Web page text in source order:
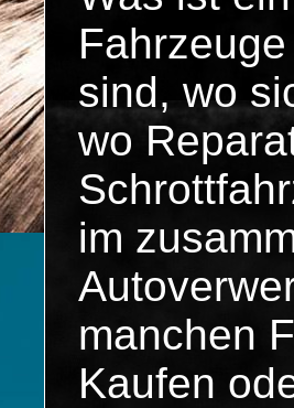
sind, wo
wo
im
manchen
Kaufen